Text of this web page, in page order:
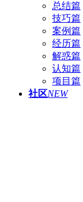
总结篇
技巧篇
案例篇
经历篇
解惑篇
认知篇
项目篇
社区NEW